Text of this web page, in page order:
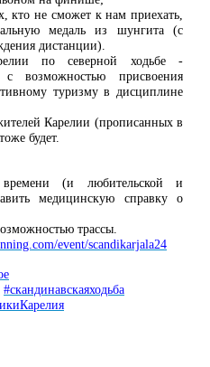
кто не сможет к нам приехать,
медаль из шунгита (с
дистанции).
по северной ходьбе -
с возможностью присвоения
туризму в дисциплине
Карелии (прописанных в
будет.
(и любительской и
медицинскую справку о
трассы.
event/scandikarjala24
#скандинавскаяходьба